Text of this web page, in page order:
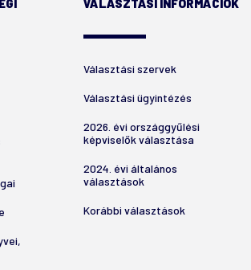
VÁLASZTÁSI INFORMÁCIÓK
Választási szervek
Választási ügyintézés
2026. évi országgyűlési
képviselők választása
2024. évi általános
választások
Korábbi választások